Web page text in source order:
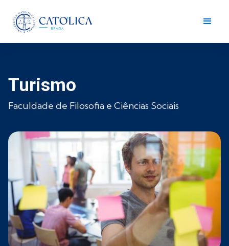
Turismo
Faculdade de Filosofia e Ciências Sociais